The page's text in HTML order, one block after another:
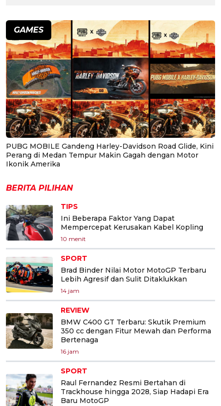
GAMES
PUBG MOBILE Gandeng Harley-Davidson Road Glide, Kini
Perang di Medan Tempur Makin Gagah dengan Motor
Ikonik Amerika
BERITA PILIHAN
TIPS
Ini Beberapa Faktor Yang Dapat
Mempercepat Kerusakan Kabel Kopling
10 menit
SPORT
Brad Binder Nilai Motor MotoGP Terbaru
Lebih Agresif dan Sulit Ditaklukkan
14 jam
REVIEW
BMW C400 GT Terbaru: Skutik Premium
350 cc dengan Fitur Mewah dan Performa
Bertenaga
16 jam
SPORT
Raul Fernandez Resmi Bertahan di
Trackhouse hingga 2028, Siap Hadapi Era
Baru MotoGP